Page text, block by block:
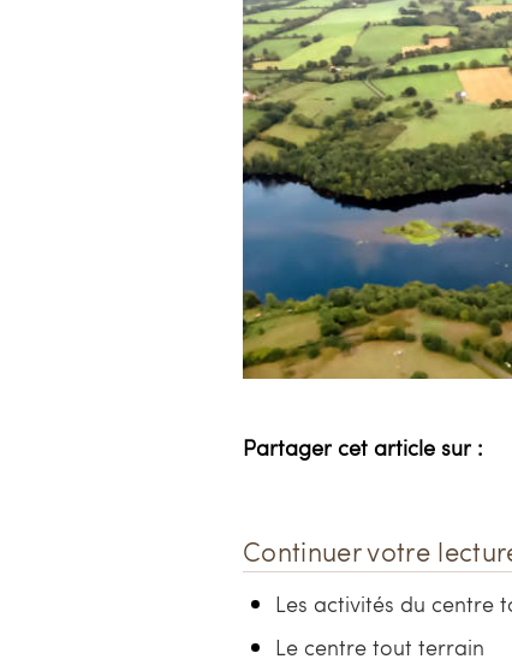
Partager cet article sur :
Continuer votre
Les activités du centre
Le centre tout terrain